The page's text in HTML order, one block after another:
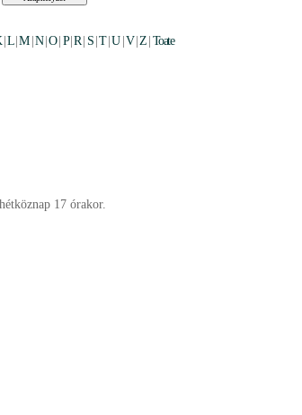
L |M N |O P|R S T |U V |Z Toate
17 órakor.